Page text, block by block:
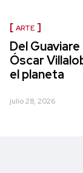
ARTE
Del
Óscar
el planeta
julio 28, 2026